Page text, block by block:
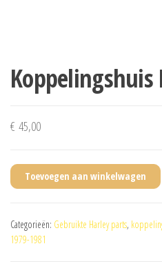
Koppelingshuis
€ 45,00
Toevoegen aan winkelwagen
Categorieën: Gebruikte Harley parts,
1979-1981